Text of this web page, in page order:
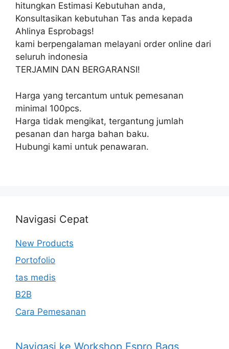
hitungkan Estimasi Kebutuhan anda,
Konsultasikan kebutuhan Tas anda kepada
Ahlinya Esprobags!
kami berpengalaman melayani order online dari
seluruh indonesia
TERJAMIN DAN BERGARANSI!
Harga yang tercantum untuk pemesanan
minimal 100pcs.
Harga tidak mengikat, tergantung jumlah
pesanan dan harga bahan baku.
Hubungi kami untuk penawaran.
Navigasi Cepat
New Products
Portofolio
tas medis
B2B
Cara Pemesanan
Navigasi ke Workshop Espro Bags